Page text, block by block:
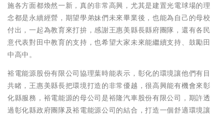
施各方面都煥然一新，真的非常高興，尤其是建置光電球場的理
念都是永續經營，期望學弟妹們未來畢業後，也能為自己的母校
付出，一起為教育來打拚，感謝王惠美縣長縣府團隊，還有各民
意代表對田中教育的支持，也希望大家未來能繼續支持、鼓勵田
中高中。
裕電能源股份有限公司協理葉時能表示，彰化的環境讓他們有目
共睹，王惠美縣長把環境打造的非常優越，很高興能有機會來彰
化縣服務，裕電能源的母公司是裕隆汽車股份有限公司，期許透
過彰化縣政府團隊及裕電能源公司的結合，打造一個舒適環境讓